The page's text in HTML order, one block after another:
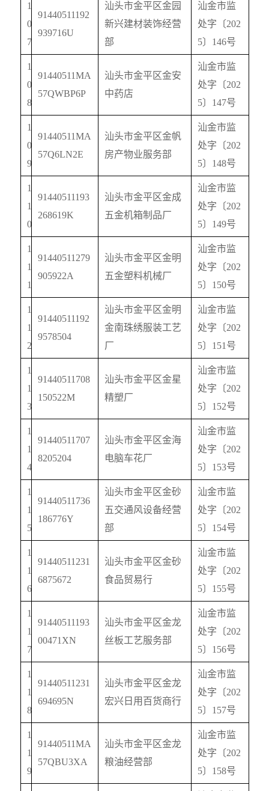
1
0
7
91440511192
939716U
汕头市金平区金园
新兴建材装饰经营
部
汕金市监
处字〔202
5〕 146号
1
0
8
91440511MA
57QWBP6P
汕头市金平区金安
中药店
汕金市监
处字〔202
5〕 147号
1
0
9
91440511MA
57Q6LN2E
汕头市金平区金帆
房产物业服务部
汕金市监
处字〔202
5〕 148号
1
1
0
91440511193
268619K
汕头市金平区金成
五金机箱制品厂
汕金市监
处字〔202
5〕 149号
1
1
1
91440511279
905922A
汕头市金平区金明
五金塑料机械厂
汕金市监
处字〔202
5〕 150号
1
1
2
91440511192
9578504
汕头市金平区金明
金南珠绣服装工艺
厂
汕金市监
处字〔202
5〕 151 号
1
1
3
91440511708
150522M
汕头市金平区金星
精塑厂
汕金市监
处字〔202
5〕 152号
1
1
4
91440511707
8205204
汕头市金平区金海
电脑车花厂
汕金市监
处字〔202
5〕 153号
1
1
5
91440511736
186776Y
汕头市金平区金砂
五交通风设备经营
部
汕金市监
处字〔202
5〕 154号
1
1
6
91440511231
6875672
汕头市金平区金砂
食品贸易行
汕金市监
处字〔202
5〕 155号
1
1
7
91440511193
00471XN
汕头市金平区金龙
丝板工艺服务部
汕金市监
处字〔202
5〕 156号
1
1
8
91440511231
694695N
汕头市金平区金龙
宏兴日用百货商行
汕金市监
处字〔202
5〕 157号
1
1
9
91440511MA
57QBU3XA
汕头市金平区金龙
粮油经营部
汕金市监
处字〔202
5〕 158号